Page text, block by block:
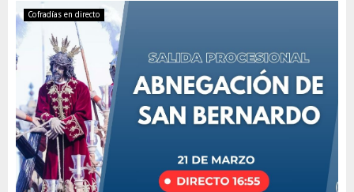
Cofradías en directo